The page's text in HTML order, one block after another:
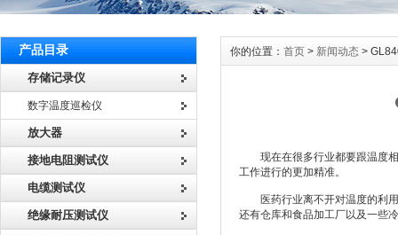
产品目录
存储记录仪
数字温度巡检仪
放大器
接地电阻测试仪
电缆测试仪
绝缘耐压测试仪
你的位置： 首页 > 新闻动态 >
现在在很多行业都要跟温度相
工作进行的更加精准。
医药行业离不开对温度的利用
还有仓库和食品加工厂以及一些